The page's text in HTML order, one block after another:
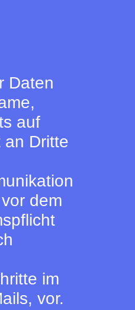
Daten
auf
an Dritte
dem
im
vor.